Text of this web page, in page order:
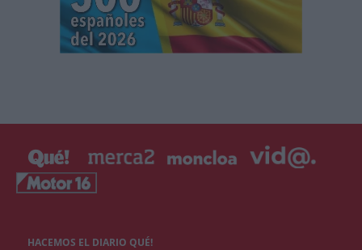
HACEMOS EL DIARIO QUÉ!